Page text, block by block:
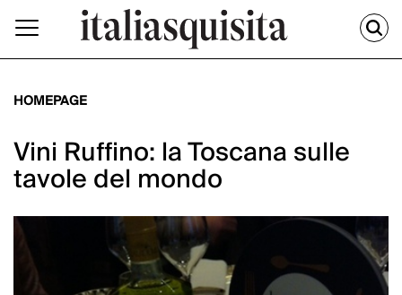
HOMEPAGE
Vini Ruffino: la Toscana sulle
tavole del mondo